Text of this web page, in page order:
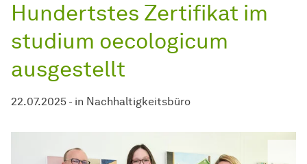
Hundertstes Zertifikat im
studium oecologicum
ausgestellt
22.07.2025 - in Nachhaltigkeitsbüro